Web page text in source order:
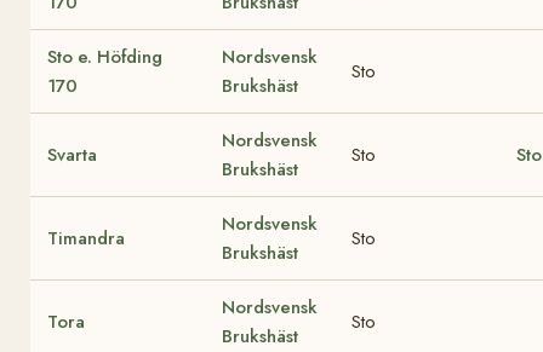
Sto e. Höfding
170
Nordsvensk
Brukshäst
Sto
Svarta
Nordsvensk
Brukshäst
Sto
Timandra
Nordsvensk
Brukshäst
Sto
Tora
Nordsvensk
Brukshäst
Sto